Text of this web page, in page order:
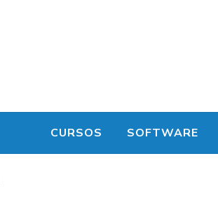
CURSOS SOFTWARE